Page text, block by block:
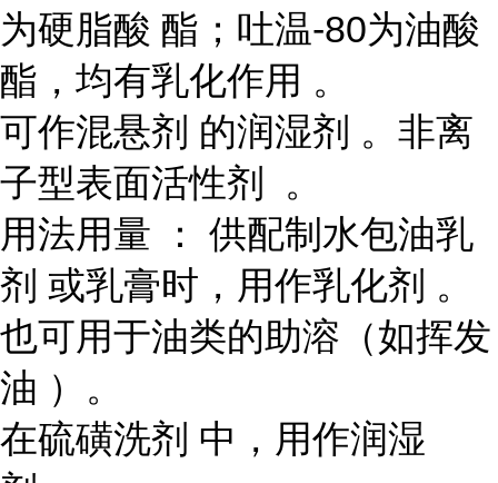
为硬脂酸 酯；吐温-80为油酸
酯，均有乳化作用 。
可作混悬剂 的润湿剂 。非离
子型表面活性剂 。
用法用量 ： 供配制水包油乳
剂 或乳膏时，用作乳化剂 。
也可用于油类的助溶（如挥发
油 ）。
在硫磺洗剂 中，用作润湿